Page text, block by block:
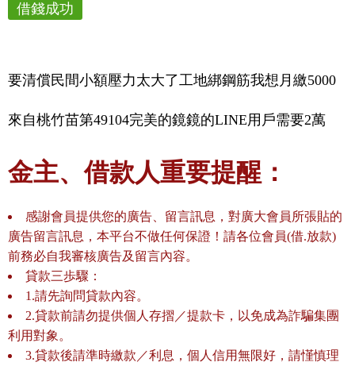
借錢成功
要清償民間小額壓力太大了工地綁鋼筋我想月繳5000
來自桃竹苗第49104完美的鏡鏡的LINE用戶需要2萬
金主、借款人重要提醒：
感謝會員提供您的廣告、留言訊息，對廣大會員所張貼的
廣告留言訊息，本平台不做任何保證！請各位會員(借.放款)
前務必自我審核廣告及留言內容。
貸款三歩驟：
1.請先詢問貸款內容。
2.貸款前請勿提供個人存摺／提款卡，以免成為詐騙集團
利用對象。
3.貸款後請準時繳款／利息，個人信用無限好，請慬慎理